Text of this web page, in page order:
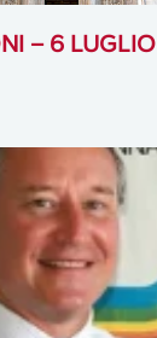
– 6